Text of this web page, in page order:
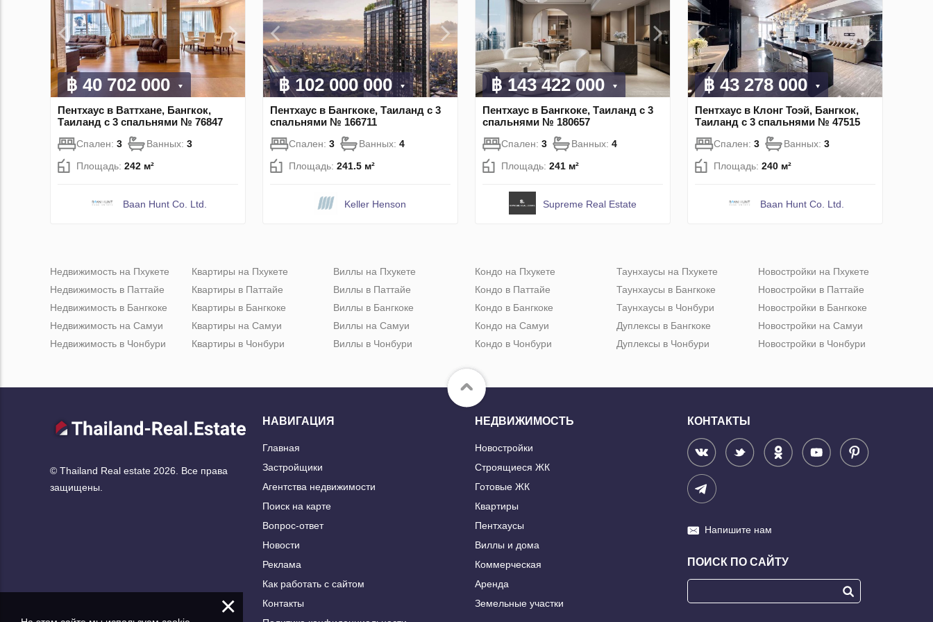
฿ 40 702 000
Пентхаус в Ваттхане, Бангкок,
Таиланд с 3 спальнями № 76847
Спален: 3 Ванных: 3
Площадь: 242 м²
Baan Hunt Co. Ltd.
฿ 102 000 000
Пентхаус в Бангкоке, Таиланд с 3
спальнями № 166711
Спален: 3 Ванных: 4
Площадь: 241.5 м²
Keller Henson
฿ 143 422 000
Пентхаус в Бангкоке, Таиланд с 3
спальнями № 180657
Спален: 3 Ванных: 4
Площадь: 241 м²
Supreme Real Estate
฿ 43 278 000
Пентхаус в Клонг Тоэй, Бангкок,
Таиланд с 3 спальнями № 47515
Спален: 3 Ванных: 3
Площадь: 240 м²
Baan Hunt Co. Ltd.
Недвижимость на Пхукете
Недвижимость в Паттайе
Недвижимость в Бангкоке
Недвижимость на Самуи
Недвижимость в Чонбури
Квартиры на Пхукете
Квартиры в Паттайе
Квартиры в Бангкоке
Квартиры на Самуи
Квартиры в Чонбури
Виллы на Пхукете
Виллы в Паттайе
Виллы в Бангкоке
Виллы на Самуи
Виллы в Чонбури
Кондо на Пхукете
Кондо в Паттайе
Кондо в Бангкоке
Кондо на Самуи
Кондо в Чонбури
Таунхаусы на Пхукете
Таунхаусы в Бангкоке
Таунхаусы в Чонбури
Дуплексы в Бангкоке
Дуплексы в Чонбури
Новостройки на Пхукете
Новостройки в Паттайе
Новостройки в Бангкоке
Новостройки на Самуи
Новостройки в Чонбури
© Thailand Real estate 2026. Все права
защищены.
НАВИГАЦИЯ
Главная
Застройщики
Агентства недвижимости
Поиск на карте
Вопрос-ответ
Новости
Реклама
Как работать с сайтом
Контакты
НЕДВИЖИМОСТЬ
Новостройки
Строящиеся ЖК
Готовые ЖК
Квартиры
Пентхаусы
Виллы и дома
Коммерческая
Аренда
Земельные участки
КОНТАКТЫ
Напишите нам
ПОИСК ПО САЙТУ
×